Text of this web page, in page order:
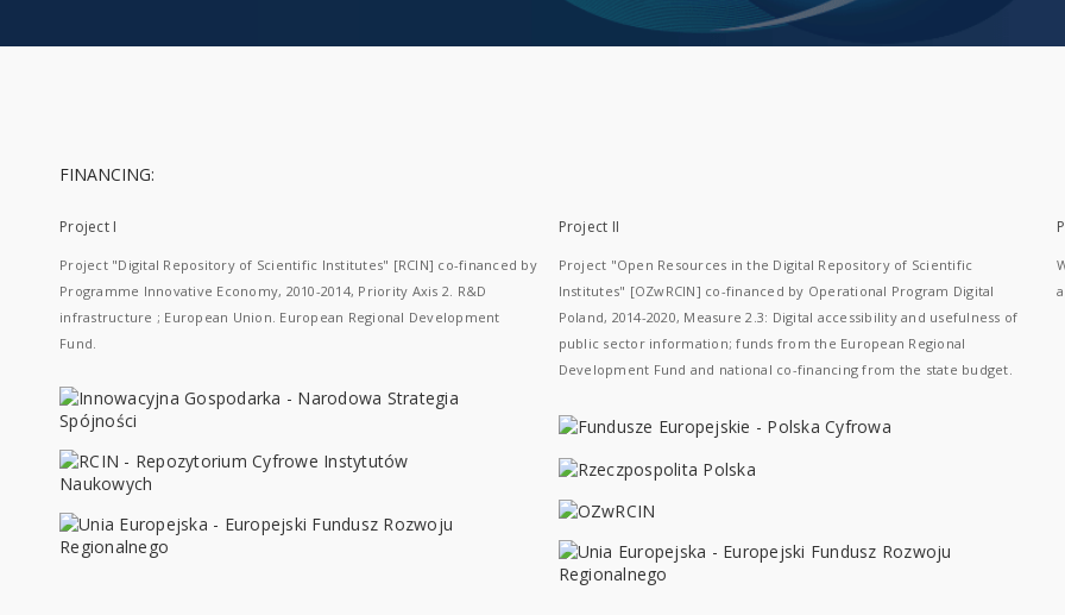
FINANCING:
Project I
Project "Digital Repository of Scientific Institutes" [RCIN] co-financed by
Programme Innovative Economy, 2010-2014, Priority Axis 2. R&D
infrastructure ; European Union. European Regional Development
Fund.
Project II
Project "Open Resources in the Digital Repository of Scientific
Institutes" [OZwRCIN] co-financed by Operational Program Digital
Poland, 2014-2020, Measure 2.3: Digital accessibility and usefulness of
public sector information; funds from the European Regional
Development Fund and national co-financing from the state budget.